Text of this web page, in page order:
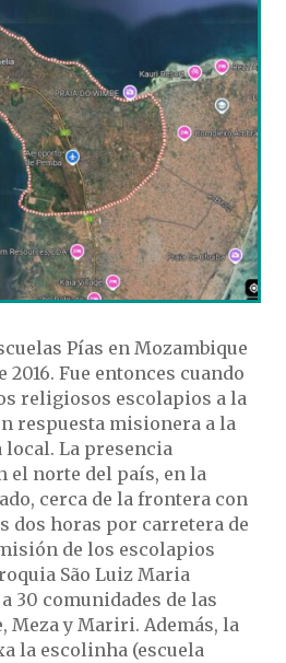
Pías en Mozambique
2016. Fue entonces cuando
religiosos escolapios a la
respuesta misionera a la
La presencia
el norte del país, en la
cerca de la frontera con
dos horas por carretera de
de los escolapios
São Luiz Maria
30 comunidades de las
Meza y Mariri. Además, la
la escolinha (escuela